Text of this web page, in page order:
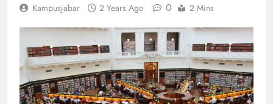
Kampusjabar 2 Years Ago 0 2 Mins